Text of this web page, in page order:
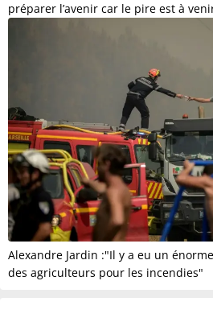
préparer l’avenir car le pire est à
Alexandre Jardin :"Il y a eu un
des agriculteurs pour les incendies"